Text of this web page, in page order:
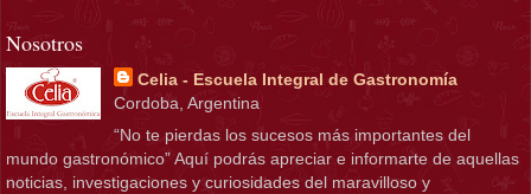
Nosotros
Celia - Escuela Integral de Gastronomía
Cordoba, Argentina
“No te pierdas los sucesos más importantes del
mundo gastronómico” Aquí podrás apreciar e informarte de aquellas
noticias, investigaciones y curiosidades del maravilloso y